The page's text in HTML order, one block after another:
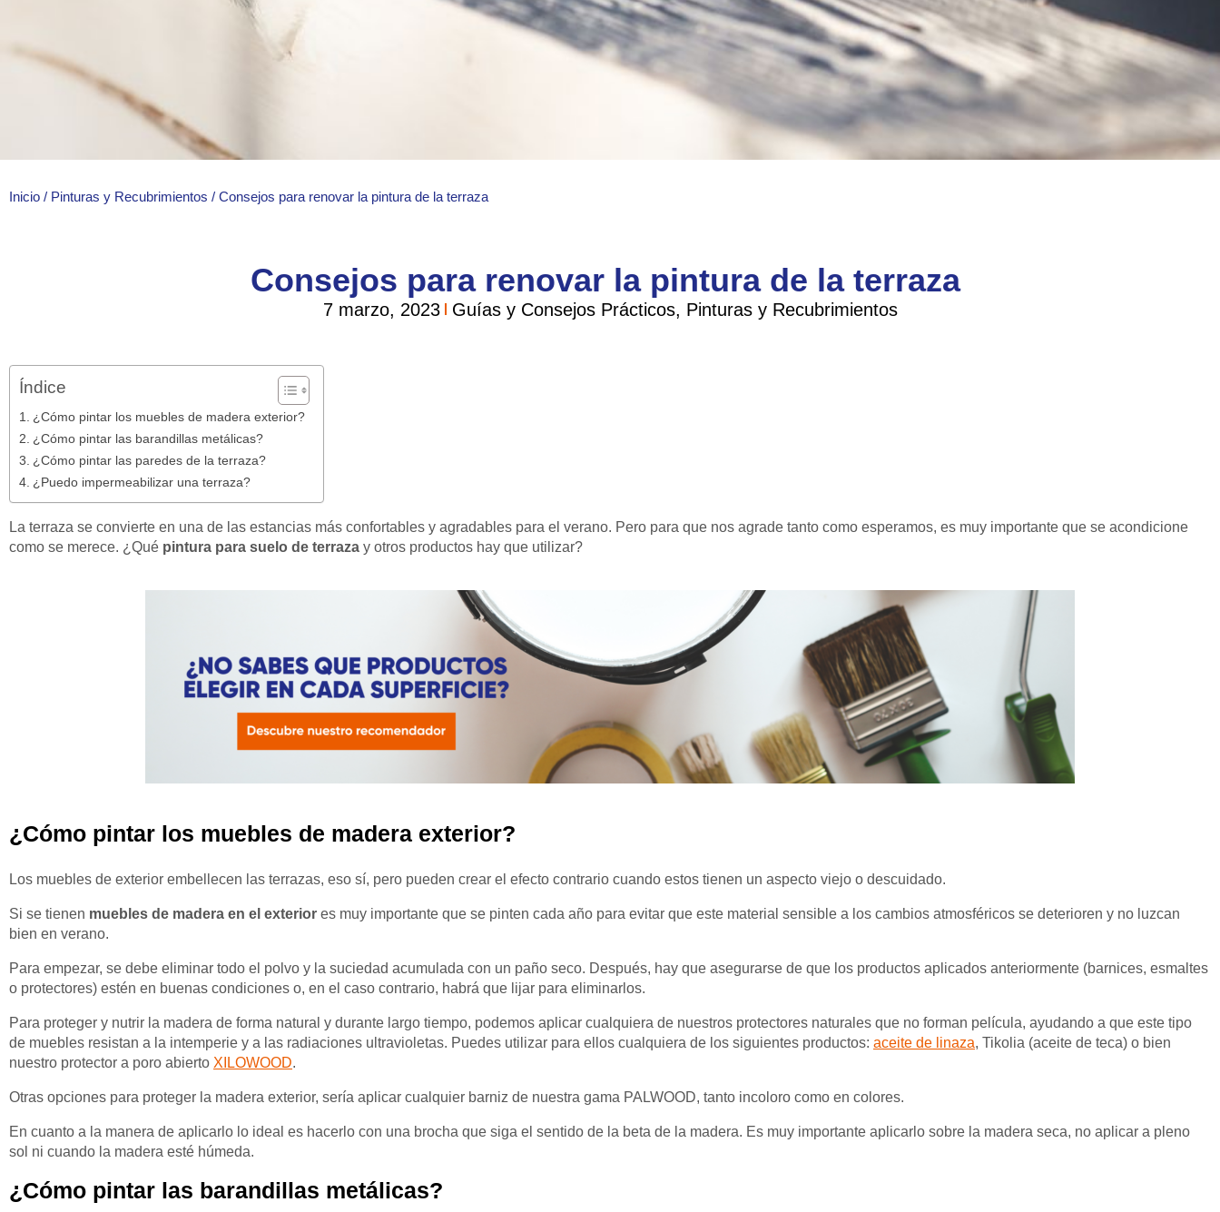
Inicio / Pinturas y Recubrimientos / Consejos para renovar la pintura de la terraza
Consejos para renovar la pintura de la terraza
7 marzo, 2023 Guías y Consejos Prácticos, Pinturas y Recubrimientos
Índice
¿Cómo pintar los muebles de madera exterior?
¿Cómo pintar las barandillas metálicas?
¿Cómo pintar las paredes de la terraza?
¿Puedo impermeabilizar una terraza?
La terraza se convierte en una de las estancias más confortables y agradables para el verano. Pero para que nos agrade tanto como esperamos, es muy importante que se acondicione
como se merece. ¿Qué pintura para suelo de terraza y otros productos hay que utilizar?
¿Cómo pintar los muebles de madera exterior?
Los muebles de exterior embellecen las terrazas, eso sí, pero pueden crear el efecto contrario cuando estos tienen un aspecto viejo o descuidado.
Si se tienen muebles de madera en el exterior es muy importante que se pinten cada año para evitar que este material sensible a los cambios atmosféricos se deterioren y no luzcan
bien en verano.
Para empezar, se debe eliminar todo el polvo y la suciedad acumulada con un paño seco. Después, hay que asegurarse de que los productos aplicados anteriormente (barnices, esmaltes
o protectores) estén en buenas condiciones o, en el caso contrario, habrá que lijar para eliminarlos.
Para proteger y nutrir la madera de forma natural y durante largo tiempo, podemos aplicar cualquiera de nuestros protectores naturales que no forman película, ayudando a que este tipo
de muebles resistan a la intemperie y a las radiaciones ultravioletas. Puedes utilizar para ellos cualquiera de los siguientes productos: aceite de linaza, Tikolia (aceite de teca) o bien
nuestro protector a poro abierto XILOWOOD.
Otras opciones para proteger la madera exterior, sería aplicar cualquier barniz de nuestra gama PALWOOD, tanto incoloro como en colores.
En cuanto a la manera de aplicarlo lo ideal es hacerlo con una brocha que siga el sentido de la beta de la madera. Es muy importante aplicarlo sobre la madera seca, no aplicar a pleno
sol ni cuando la madera esté húmeda.
¿Cómo pintar las barandillas metálicas?